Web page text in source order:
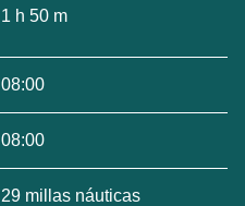
1 h 50 m
08:00
08:00
29 millas náuticas